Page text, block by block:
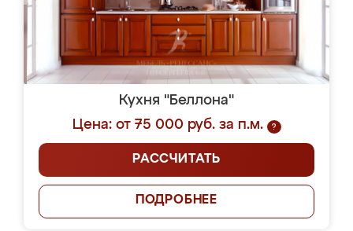
Кухня "Беллона"
Цена: от 75 000 руб. за п.м.
?
РАССЧИТАТЬ
ПОДРОБНЕЕ